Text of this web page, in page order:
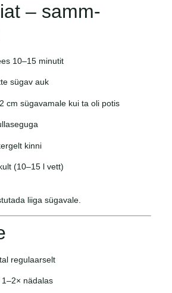
– samm-
10–15 minutit
sügav auk
cm sügavamale kui ta oli potis
kinni
(10–15 l vett)
liiga sügavale.
regulaarselt
nädalas